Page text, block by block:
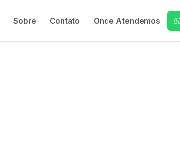
Sobre Contato Onde Atendemos